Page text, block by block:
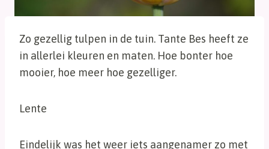
Zo gezellig tulpen in de tuin. Tante Bes heeft ze
in allerlei kleuren en maten. Hoe bonter hoe
mooier, hoe meer hoe gezelliger.
Lente
Eindelijk was het weer iets aangenamer zo met